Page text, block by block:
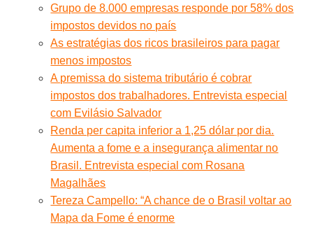
Grupo de 8.000 empresas responde por 58% dos
impostos devidos no país
As estratégias dos ricos brasileiros para pagar
menos impostos
A premissa do sistema tributário é cobrar
impostos dos trabalhadores. Entrevista especial
com Evilásio Salvador
Renda per capita inferior a 1,25 dólar por dia.
Aumenta a fome e a insegurança alimentar no
Brasil. Entrevista especial com Rosana
Magalhães
Tereza Campello: “A chance de o Brasil voltar ao
Mapa da Fome é enorme